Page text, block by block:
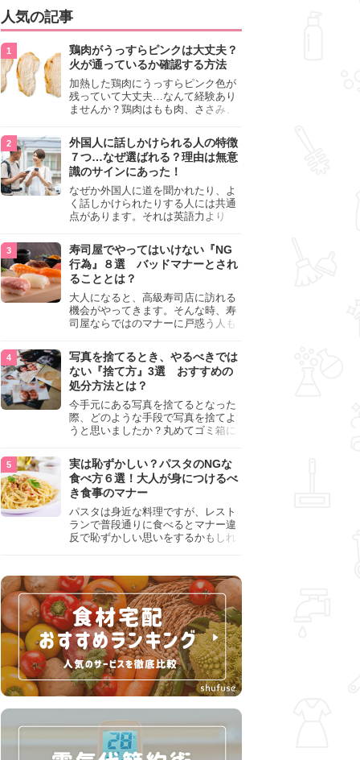
人気の記事
鶏肉がうっすらピンクは大丈夫？
火が通っているか確認する方法
加熱した鶏肉にうっすらピンク色が
残っていて大丈夫…なんて経験あり
ませんか？鶏肉はもも肉、ささみ、
わいが異なり、いろいろと楽しめる
料理ですが、鶏肉は加熱した後でも
うっすらピンク色の部分が大丈夫な
のと気になるときがあります。この
記事では生焼けか火が通っているの
かを確認する方法や、鶏肉を調理す
るときの注意点を紹介しますので、
参考にしてみてくださいね。
外国人に話しかけられる人の特徴
７つ…なぜ選ばれる？理由は無意
識のサインにあった！
なぜか外国人に道を聞かれたり、よ
く話しかけられたりする人には共通
点があります。それは英語力より
けても大丈夫」というサインが関係
しています。よく選ばれる人の特徴
や、英語が苦手でも焦らない対処
法、自分を守るための注意点を詳し
く解説します。
寿司屋でやってはいけない『NG
行為』８選 バッドマナーとされ
ることとは？
大人になると、高級寿司店に訪れる
機会がやってきます。そんな時、寿
司屋ならではのマナーに戸惑う人も
らためて寿司屋でやってはいけない
『NG行為』をチェックしましょう。
写真を捨てるとき、やるべきでは
ない『捨て方』3選 おすすめの
処分方法とは？
今手元にある写真を捨てるとなった
際、どのような手段で写真を捨てよ
うと思いましたか？丸めてゴミ箱に
真は個人情報が詰まっているので、
ただ丸めただけの状態で捨ててしま
うのは危険です。写真にすべきでは
ない捨て方をまとめているので、ぜ
ひチェックしておきましょう。
実は恥ずかしい？パスタのNGな
食べ方６選！大人が身につけるべ
き食事のマナー
パスタは身近な料理ですが、レスト
ランで普段通りに食べるとマナー違
反で恥ずかしい思いをするかもしれ
して、正しい食べ方を確認しましょ
う。大人の嗜みとして知っておきた
い新常識を解説します。